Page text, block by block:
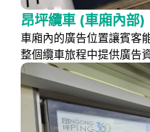
昂坪纜車 (車廂內部)
車廂內的廣告位置讓賓客
整個纜車旅程中提供廣告